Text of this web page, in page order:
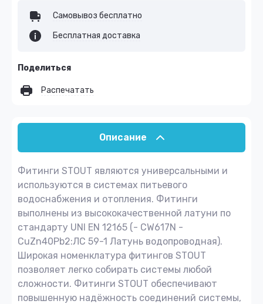
Самовывоз бесплатно
Бесплатная доставка
Поделиться
Распечатать
Описание
Фитинги STOUT являются универсальными и
используются в системах питьевого
водоснабжения и отопления. Фитинги
выполнены из высококачественной латуни по
стандарту UNI EN 12165 (- CW617N -
CuZn40Pb2:ЛС 59-1 Латунь водопроводная).
Широкая номенклатура фитингов STOUT
позволяет легко собирать системы любой
сложности. Фитинги STOUT обеспечивают
повышенную надёжность соединений системы,